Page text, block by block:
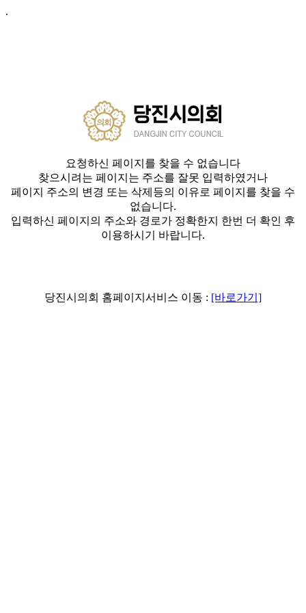
.
요청하신 페이지를 찾을 수 없습니다
찾으시려는 페이지는 주소를 잘못 입력하였거나
페이지 주소의 변경 또는 삭제등의 이유로 페이지를 찾을 수
없습니다.
입력하신 페이지의 주소와 경로가 정확한지 한번 더 확인 후
이용하시기 바랍니다.
당진시의회 홈페이지서비스 이동 : [바로가기]